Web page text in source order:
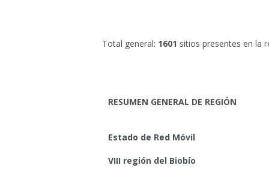
Total general: 1601 sitios presentes en la
RESUMEN GENERAL DE REGIÓN
Estado de Red Móvil
VIII región del Biobío